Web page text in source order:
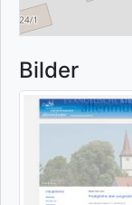
Bilder